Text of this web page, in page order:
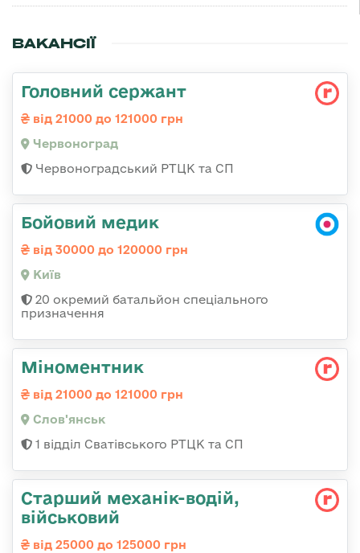
ВАКАНСІЇ
Головний сержант
від 21000 до 121000 грн
Червоноград
Червоноградський РТЦК та СП
Бойовий медик
від 30000 до 120000 грн
Київ
20 окремий батальйон спеціального
призначення
Міноментник
від 21000 до 121000 грн
Слов'янськ
1 відділ Сватівського РТЦК та СП
Стаpший механік-водій,
військовий
від 25000 до 125000 грн